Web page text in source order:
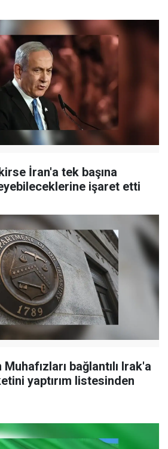
İran'a tek başına
işaret etti
bağlantılı Irak'a
yaptırım listesinden